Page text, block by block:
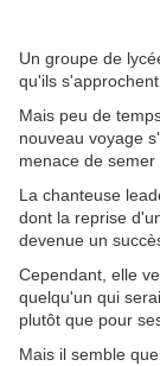
Un groupe de
qu'ils
Mais peu de
nouveau voyage
menace de
La chanteuse
dont la reprise
devenue un
Cependant, elle
quelqu'un qui
plutôt que pour
Mais il semble